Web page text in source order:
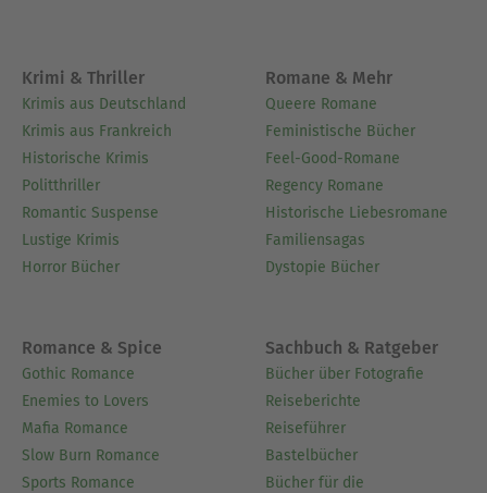
Krimi & Thriller
Krimis aus Deutschland
Krimis aus Frankreich
Historische Krimis
Politthriller
Romantic Suspense
Lustige Krimis
Horror Bücher
Romane & Mehr
Queere Romane
Feministische Bücher
Feel-Good-Romane
Regency Romane
Historische Liebesromane
Familiensagas
Dystopie Bücher
Romance & Spice
Gothic Romance
Enemies to Lovers
Mafia Romance
Slow Burn Romance
Sports Romance
Sachbuch & Ratgeber
Bücher über Fotografie
Reiseberichte
Reiseführer
Bastelbücher
Bücher für die